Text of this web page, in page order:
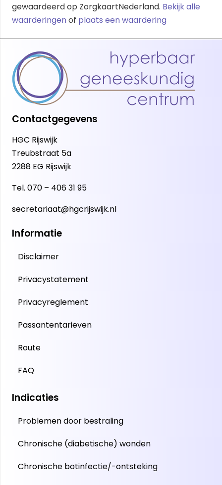
gewaardeerd op ZorgkaartNederland. Bekijk alle
waarderingen of plaats een waardering
Contactgegevens
HGC Rijswijk
Treubstraat 5a
2288 EG Rijswijk
Tel. 070 – 406 31 95
secretariaat@hgcrijswijk.nl
Informatie
Disclaimer
Privacystatement
Privacyreglement
Passantentarieven
Route
FAQ
Indicaties
Problemen door bestraling
Chronische (diabetische) wonden
Chronische botinfectie/-ontsteking